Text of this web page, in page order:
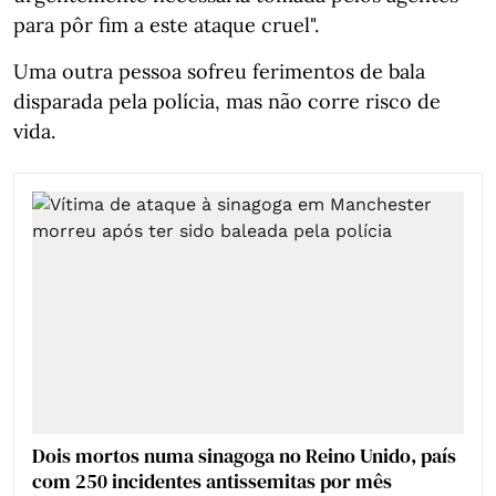
para pôr fim a este ataque cruel".
Uma outra pessoa sofreu ferimentos de bala
disparada pela polícia, mas não corre risco de
vida.
Dois mortos numa sinagoga no Reino Unido, país
com 250 incidentes antissemitas por mês